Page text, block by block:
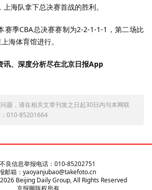
海队拿下总决赛首战的胜利。
赛季CBA总决赛赛制为2-2-1-1-1，第二场比
海体育馆进行。
讯、深度分析尽在北京日报App
题，请在相关文章刊发之日起30日内与本网联
010-85201664
良信息举报电话：010-85202751
邮箱：yaoyanjubao@takefoto.cn
2026Beijing Daily Group, All Rights Reserved
京报网版权所有